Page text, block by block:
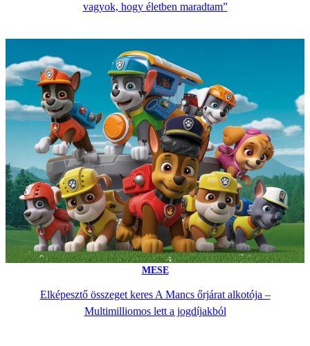
vagyok, hogy életben maradtam”
MESE
Elképesztő összeget keres A Mancs őrjárat alkotója –
Multimilliomos lett a jogdíjakból